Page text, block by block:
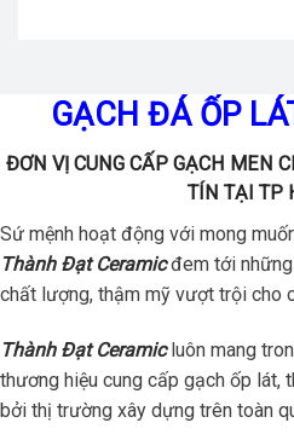
GẠCH ĐÁ ỐP
ĐƠN VỊ CUNG CẤP GẠCH MEN
TÍN TẠI TP
Sứ mệnh hoạt động với mong
Thành Đạt Ceramicđem tới những
chất lượng, thậm mỹ vượt trội cho
Thành Đạt Ceramicluôn mang
thương hiệu cung cấp gạch ốp lát,
bởi thị trường xây dựng trên toàn